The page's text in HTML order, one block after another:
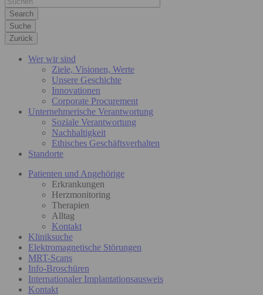
Suche
Zurück
Wer wir sind
Ziele, Visionen, Werte
Unsere Geschichte
Innovationen
Corporate Procurement
Unternehmerische Verantwortung
Soziale Verantwortung
Nachhaltigkeit
Ethisches Geschäftsverhalten
Standorte
Patienten und Angehörige
Erkrankungen
Herzmonitoring
Therapien
Alltag
Kontakt
Kliniksuche
Elektromagnetische Störungen
MRT-Scans
Info-Broschüren
Internationaler Implantationsausweis
Kontakt